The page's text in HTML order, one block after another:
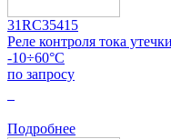
31RC35415
Реле контроля тока
-10÷60°C
по запросу
Подробнее